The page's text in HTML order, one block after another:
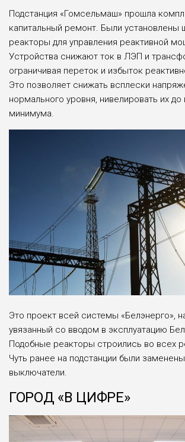
Подстанция «Гомсельмаш» прошла
капитальный ремонт. Были установлены
реакторы для управления реактивной
Устройства снижают ток в ЛЭП и
ограничивая переток и избыток
Это позволяет снижать всплески
нормального уровня, нивелировать их
минимума.
Это проект всей системы «Белэнерго»,
увязанный со вводом в эксплуатацию
Подобные реакторы строились во всех
Чуть ранее на подстанции были
выключатели.
ГОРОД «В ЦИФРЕ»